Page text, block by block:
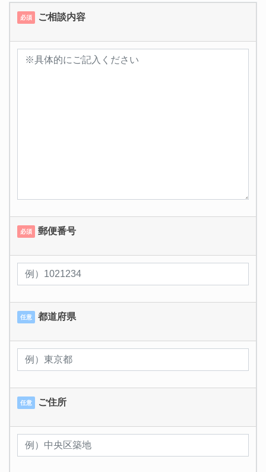
必須 ご相談内容
必須 郵便番号
任意 都道府県
任意 ご住所